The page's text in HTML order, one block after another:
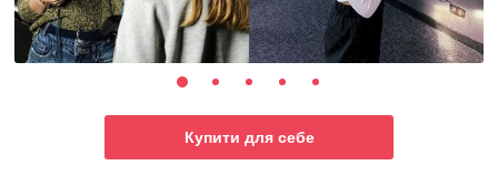
Купити для себе